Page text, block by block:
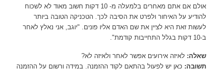
אולם אם אתם מאחרים בלמעלה מ- 10 דקות חשוב מאוד לא לשכוח
להודיע על האיחור ולפרט את הסיבה לכך. הטכניקה הטובה ביותר
לעשות זאת היא לציין את שם האדם אליו פונים. "יוגב, אני נאלץ לאחר
ב-10 דקות בגלל התחייבות קודמת".
שאלה: לאיזה אירועים אפשר לאחר ולאיזה לא?
תשובה: כאן יש לפעול בהתאם לקוד ההזמנה. במידה ורשום על ההזמנה